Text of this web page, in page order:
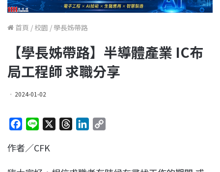
首頁 / 校園 / 學長姊帶路
【學長姊帶路】半導體產業 IC布
局工程師 求職分享
2024-01-02
c
n
作者／CFK